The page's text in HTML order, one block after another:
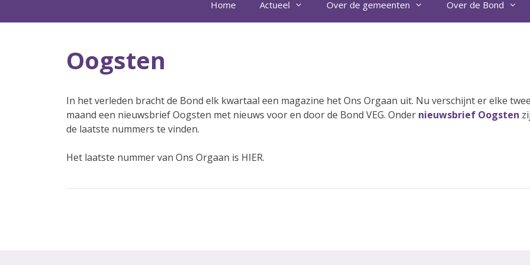
Home Actueel Over de gemeenten Over de Bond
Oogsten
In het verleden bracht de Bond elk kwartaal een magazine het Ons Orgaan uit. Nu verschijnt er elke twee
maand een nieuwsbrief Oogsten met nieuws voor en door de Bond VEG. Onder nieuwsbrief Oogsten
de laatste nummers te vinden.
Het laatste nummer van Ons Orgaan is HIER.